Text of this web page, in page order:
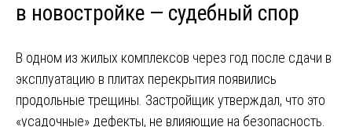
в новостройке — судебный спор
В одном из жилых комплексов через год после сдачи в
эксплуатацию в плитах перекрытия появились
продольные трещины. Застройщик утверждал, что это
«усадочные» дефекты, не влияющие на безопасность.